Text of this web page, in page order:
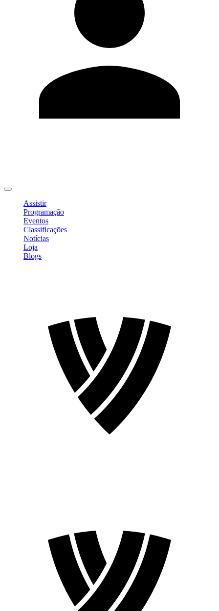
Assistir
Programação
Eventos
Classificações
Notícias
Loja
Blogs